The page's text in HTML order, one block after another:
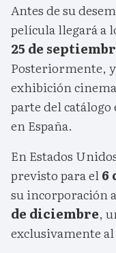
Antes de su
película llegará a
25 de
Posteriormente,
exhibición
parte del catálogo
en España.
En Estados
previsto para el6
su incorporación a
de diciembre,
exclusivamente